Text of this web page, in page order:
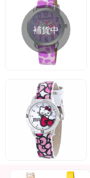
補貨中